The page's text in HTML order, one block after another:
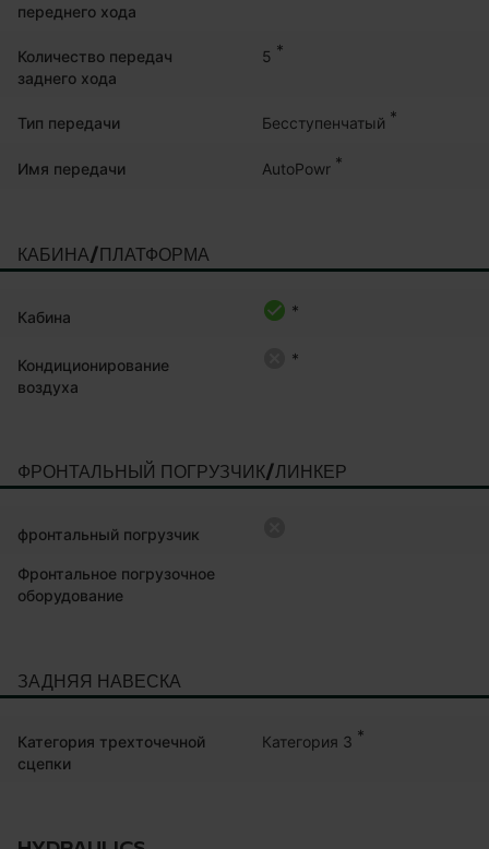
переднего хода
Количество передач
заднего хода
5 *
Тип передачи Бесступенчатый *
Имя передачи AutoPowr *
КАБИНА/ПЛАТФОРМА
Кабина *
Кондиционирование
воздуха
*
ФРОНТАЛЬНЫЙ ПОГРУЗЧИК/ЛИНКЕР
фронтальный погрузчик
Фронтальное погрузочное
оборудование
ЗАДНЯЯ НАВЕСКА
Категория трехточечной
сцепки
Категория 3 *